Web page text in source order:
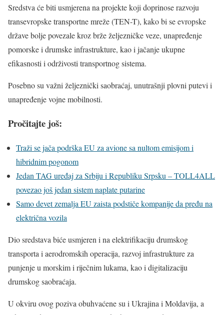
Sredstva će biti usmjerena na projekte koji doprinose razvoju
transevropske transportne mreže (TEN-T), kako bi se evropske
države bolje povezale kroz brže željezničke veze, unapređenje
pomorske i drumske infrastrukture, kao i jačanje ukupne
efikasnosti i održivosti transportnog sistema.
Posebno su važni željeznički saobraćaj, unutrašnji plovni putevi i
unapređenje vojne mobilnosti.
Pročitajte još:
Traži se jača podrška EU za avione sa nultom emisijom i
hibridnim pogonom
Jedan TAG uređaj za Srbiju i Republiku Srpsku – TOLL4ALL
povezao još jedan sistem naplate putarine
Samo devet zemalja EU zaista podstiče kompanije da pređu na
električna vozila
Dio sredstava biće usmjeren i na elektrifikaciju drumskog
transporta i aerodromskih operacija, razvoj infrastrukture za
punjenje u morskim i riječnim lukama, kao i digitalizaciju
drumskog saobraćaja.
U okviru ovog poziva obuhvaćene su i Ukrajina i Moldavija, a